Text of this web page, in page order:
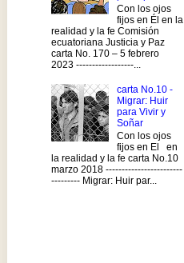
Con los ojos
fijos en Él en la
realidad y la fe Comisión
ecuatoriana Justicia y Paz
carta No. 170 – 5 febrero
2023 ------------------...
carta No.10 -
Migrar: Huir
para Vivir y
Soñar
Con los ojos
fijos en El en
la realidad y la fe carta No.10
marzo 2018 ------------------------
--------- Migrar: Huir par...